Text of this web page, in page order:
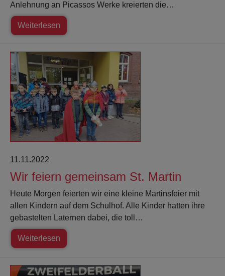
Anlehnung an Picassos Werke kreierten die…
Weiterlesen
11.11.2022
Wir feiern gemeinsam St. Martin
Heute Morgen feierten wir eine kleine Martinsfeier mit
allen Kindern auf dem Schulhof. Alle Kinder hatten ihre
gebastelten Laternen dabei, die toll…
Weiterlesen